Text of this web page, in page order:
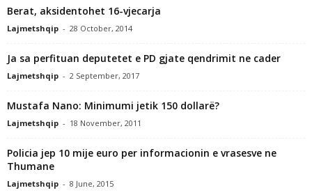
Berat, aksidentohet 16-vjecarja
Lajmetshqip - 28 October, 2014
Ja sa perfituan deputetet e PD gjate qendrimit ne cader
Lajmetshqip - 2 September, 2017
Mustafa Nano: Minimumi jetik 150 dollarë?
Lajmetshqip - 18 November, 2011
Policia jep 10 mije euro per informacionin e vrasesve ne
Thumane
Lajmetshqip - 8 June, 2015